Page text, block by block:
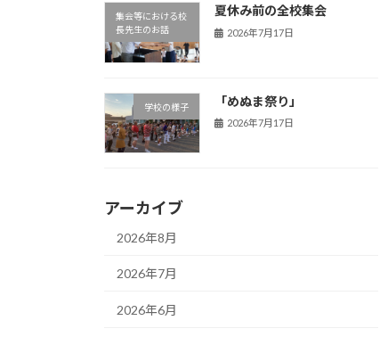
集会等における校
長先生のお話
夏休み前の全校集会
2026年7月17日
学校の様子 「めぬま祭り」
2026年7月17日
アーカイブ
2026年8月
2026年7月
2026年6月